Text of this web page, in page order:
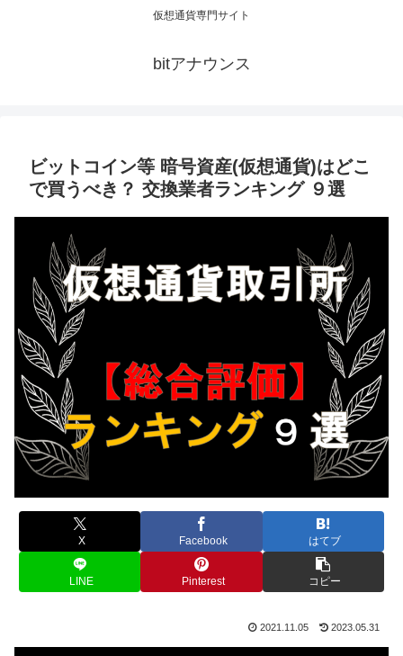
仮想通貨専門サイト
bitアナウンス
ビットコイン等 暗号資産(仮想通貨)はどこ
で買うべき？ 交換業者ランキング ９選
X Facebook はてブ
LINE Pinterest コピー
2021.11.05 2023.05.31